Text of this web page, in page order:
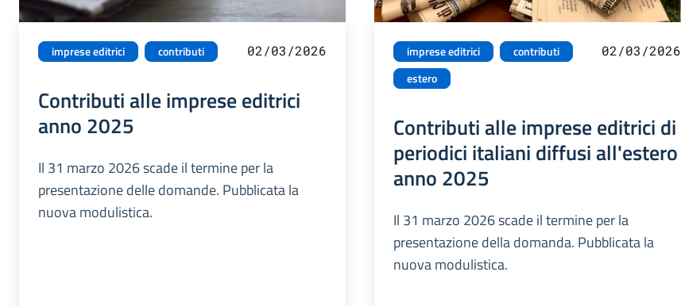
imprese editrici contributi 02/03/2026
Contributi alle imprese editrici
anno 2025
Il 31 marzo 2026 scade il termine per la
presentazione delle domande. Pubblicata la
nuova modulistica.
imprese editrici
contributi
estero
02/03/2026
Contributi alle imprese editrici di
periodici italiani diffusi all'estero
anno 2025
Il 31 marzo 2026 scade il termine per la
presentazione della domanda. Pubblicata la
nuova modulistica.